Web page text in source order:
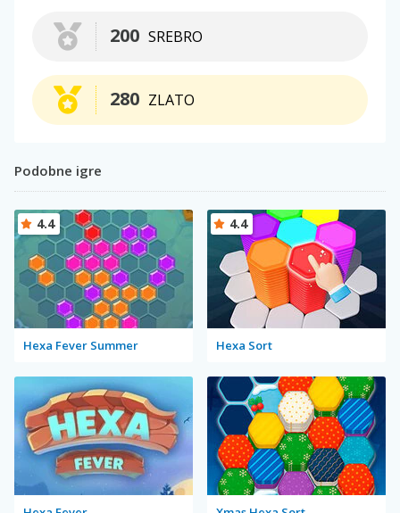
SREBRO
200
ZLATO
280
Podobne igre
Hexa Fever Summer
4.4
Hexa Sort
4.4